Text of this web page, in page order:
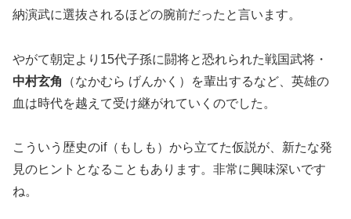
納演武に選抜されるほどの腕前だったと言います。
やがて朝定より15代子孫に闘将と恐れられた戦国武将・
中村玄角
（なかむら げんかく）を輩出するなど、英雄の
血は時代を越えて受け継がれていくのでした。
こういう歴史のif（もしも）から立てた仮説が、新たな発
見のヒントとなることもあります。非常に興味深いです
ね。